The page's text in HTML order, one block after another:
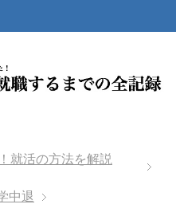
就活の方法を解説
中退